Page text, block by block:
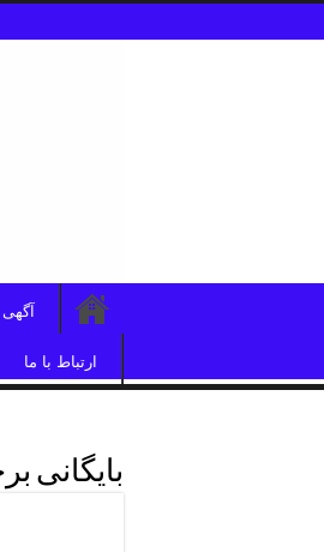
آگهی
ارتباط با ما
بایگانی